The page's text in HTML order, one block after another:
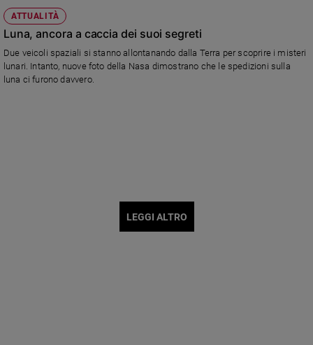
ATTUALITÀ
Luna, ancora a caccia dei suoi segreti
Due veicoli spaziali si stanno allontanando dalla Terra per scoprire i misteri
lunari. Intanto, nuove foto della Nasa dimostrano che le spedizioni sulla
luna ci furono davvero.
LEGGI ALTRO